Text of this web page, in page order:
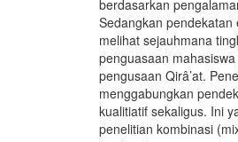
berdasarkan
Sedangkan
melihat sejauhmana
penguasaan
pengusaan Qirâ’at.
menggabungkan
kualitiatif sekaligus. Ini
penelitian kombinasi